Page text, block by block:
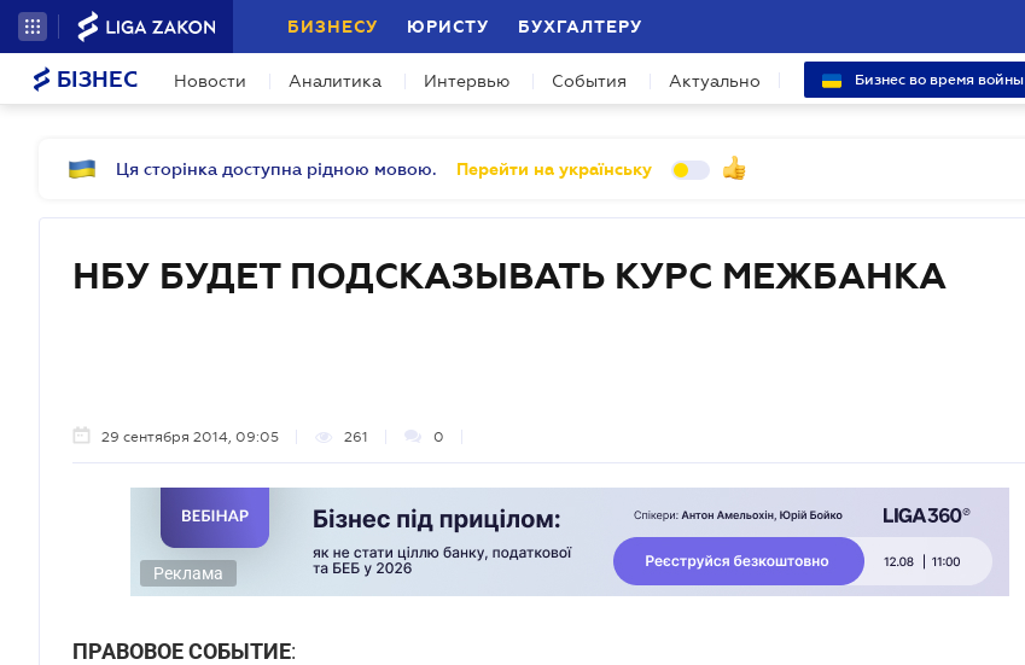
БИЗНЕСУ ЮРИСТУ БУХГАЛТЕРУ
БІЗНЕС Новости Аналитика Интервью События Актуально Бизнес во время войны
Ця сторінка доступна рідною мовою. Перейти на українську
НБУ БУДЕТ ПОДСКАЗЫВАТЬ КУРС МЕЖБАНКА
29 сентября 2014, 09:05 261 0
Реклама
ПРАВОВОЕ СОБЫТИЕ: